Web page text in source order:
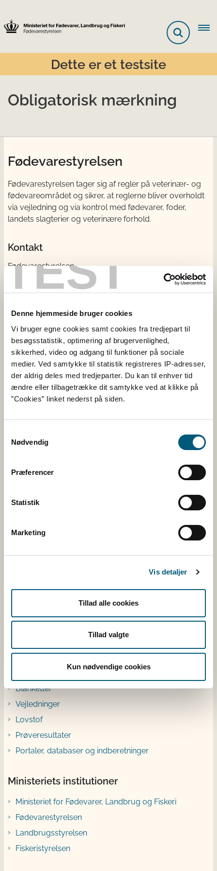
TEST
Denne hjemmeside bruger cookies
Vi bruger egne cookies samt cookies fra tredjepart til
besøgsstatistik, optimering af brugervenlighed,
sikkerhed, video og adgang til funktioner på sociale
medier. Ved samtykke til statistik registreres IP-adresser,
der aldrig deles med tredjeparter. Du kan til enhver tid
ændre eller tilbagetrække dit samtykke ved at klikke på
”Cookies” linket nederst på siden.
Nødvendig
Præferencer
Statistik
Marketing
Vis detaljer
Tillad alle cookies
Tillad valgte
Kun nødvendige cookies
Dette er et testsite
Obligatorisk mærkning
Fødevarestyrelsen
Fødevarestyrelsen tager sig af regler på veterinær- og
fødevareområdet og sikrer, at reglerne bliver overholdt
via vejledning og via kontrol med fødevarer, foder,
landets slagterier og veterinære forhold.
Kontakt
Fødevarestyrelsen
Stationsparken 31-33
2600 Glostrup
EAN
Betaling til Fødevarestyrelsen
Åben:
Mandag - torsdag: 9 - 16
Fredag: 9 - 15
Kontakt
Ræv
Blanketter
Vejledninger
Lovstof
Prøveresultater
Portaler, databaser og indberetninger
Ministeriets institutioner
Ministeriet for Fødevarer, Landbrug og Fiskeri
Fødevarestyrelsen
Landbrugsstyrelsen
Fiskeristyrelsen